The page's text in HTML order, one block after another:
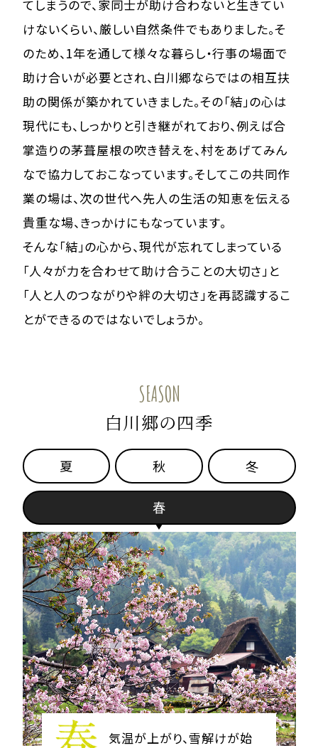
てしまうので、家同士が助け合わないと生きてい
けないくらい、厳しい自然条件でもありました。そ
のため、1年を通して様々な暮らし・行事の場面で
助け合いが必要とされ、白川郷ならではの相互扶
助の関係が築かれていきました。その「結」の心は
現代にも、しっかりと引き継がれており、例えば合
掌造りの茅葺屋根の吹き替えを、村をあげてみん
なで協力しておこなっています。そしてこの共同作
業の場は、次の世代へ先人の生活の知恵を伝える
貴重な場、きっかけにもなっています。
そんな「結」の心から、現代が忘れてしまっている
「人々が力を合わせて助け合うことの大切さ」と
「人と人のつながりや絆の大切さ」を再認識するこ
とができるのではないでしょうか。
SEASON
白川郷の四季
春
夏 秋 冬
気温が上がり、雪解けが始